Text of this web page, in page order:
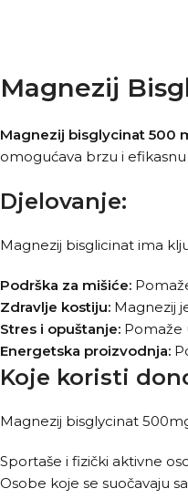
Magnezij
Magnezij bisglycinat 500
omogućava brzu i
Djelovanje:
Magnezij bisglicinat ima
Podrška za mišiće:
Zdravlje kostiju: Magnezij
Stres i opuštanje: Pomaže
Energetska proizvodnja:
Koje koristi
Magnezij bisglycinat
Sportaše i fizički aktivne
Osobe koje se suočavaju